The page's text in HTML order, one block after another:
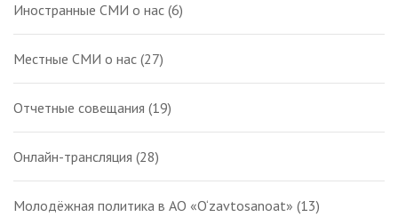
Иностранные СМИ о нас (6)
Местные СМИ о нас (27)
Отчетные совещания (19)
Онлайн-трансляция (28)
Молодёжная политика в АО «O‘zavtosanoat» (13)